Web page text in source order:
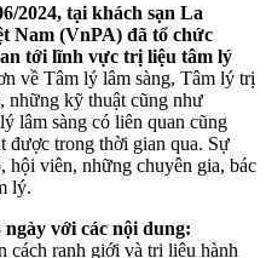
2024, tại khách sạn La
Nam (VnPA) đã tổ chức
tới lĩnh vực trị liệu tâm lý
về Tâm lý lâm sàng, Tâm lý trị
những kỹ thuật cũng như
lâm sàng có liên quan cũng
được trong thời gian qua. Sự
hội viên, những chuyên gia, bác
lý.
với các nội dung:
cách ranh giới và trị liệu hành